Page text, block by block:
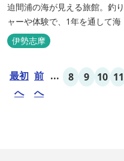
迫間浦の海が見える旅館。釣
ャーや体験で、1年を通して海
伊勢志摩
最初
へ
前
へ
... 8 9 10 11